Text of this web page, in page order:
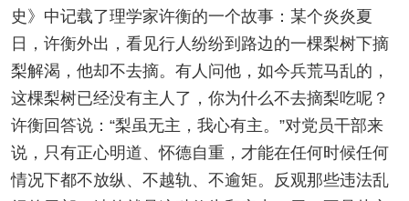
史》中记载了理学家许衡的一个故事：某个炎炎夏
日，许衡外出，看见行人纷纷到路边的一棵梨树下摘
梨解渴，他却不去摘。有人问他，如今兵荒马乱的，
这棵梨树已经没有主人了，你为什么不去摘梨吃呢？
许衡回答说：“梨虽无主，我心有主。”对党员干部来
说，只有正心明道、怀德自重，才能在任何时候任何
情况下都不放纵、不越轨、不逾矩。反观那些违法乱